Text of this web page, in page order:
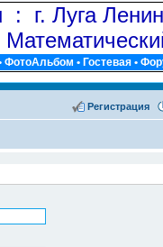
: г. Луга
ФотоАльбом • Гостевая •
Регистрация